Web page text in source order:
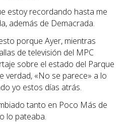
estoy recordando hasta me
además de Demacrada.
porque Ayer, mientras
de televisión del MPC
sobre el estado del Parque
verdad, «No se parece» a lo
yo estos días atrás.
tanto en Poco Más de
lo pateaba.